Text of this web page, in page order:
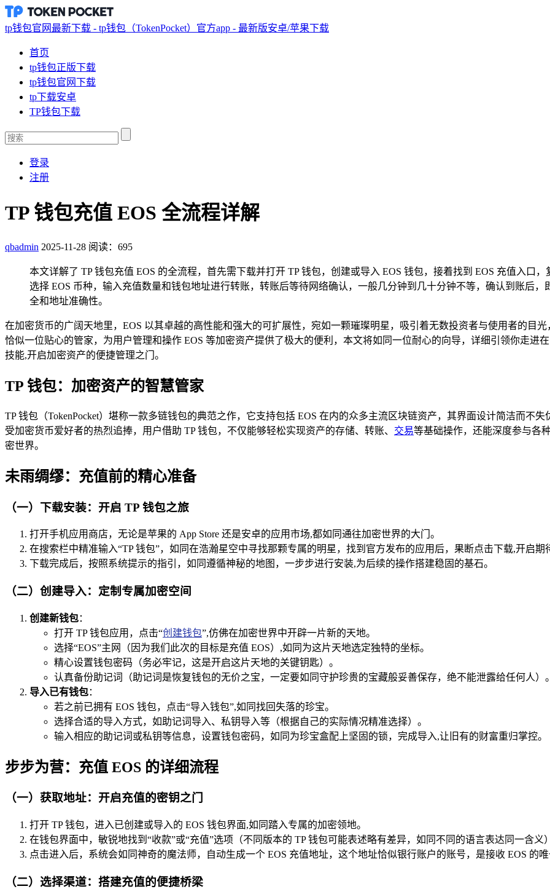
tp钱包官网最新下载 - tp钱包（TokenPocket）官方app - 最新版安卓/苹果下载
首页
tp钱包正版下载
tp钱包官网下载
tp下载安卓
TP钱包下载
登录
注册
TP 钱包充值 EOS 全流程详解
qbadmin 2025-11-28 阅读：695
本文详解了 TP 钱包充值 EOS 的全流程，首先需下载并打开 TP 钱包，创建或导入 EOS 钱包，接着找到 EOS 充值入口
选择 EOS 币种，输入充值数量和钱包地址进行转账，转账后等待网络确认，一般几分钟到几十分钟不等，确认到账后，
全和地址准确性。
在加密货币的广阔天地里，EOS 以其卓越的高性能和强大的可扩展性，宛如一颗璀璨明星，吸引着无数投资者与使用者的目
恰似一位贴心的管家，为用户管理和操作 EOS 等加密资产提供了极大的便利，本文将如同一位耐心的向导，详细引领你走进
技能,开启加密资产的便捷管理之门。
TP 钱包：加密资产的智慧管家
TP 钱包（TokenPocket）堪称一款多链钱包的典范之作，它支持包括 EOS 在内的众多主流区块链资产，其界面设计简洁而不
受加密货币爱好者的热烈追捧，用户借助 TP 钱包，不仅能够轻松实现资产的存储、转账、 交易等基础操作，还能深度参与各
密世界。
未雨绸缪：充值前的精心准备
（一）下载安装：开启 TP 钱包之旅
打开手机应用商店，无论是苹果的 App Store 还是安卓的应用市场,都如同通往加密世界的大门。
在搜索栏中精准输入“TP 钱包”，如同在浩瀚星空中寻找那颗专属的明星，找到官方发布的应用后，果断点击下载,开启期
下载完成后，按照系统提示的指引，如同遵循神秘的地图，一步步进行安装,为后续的操作搭建稳固的基石。
（二）创建导入：定制专属加密空间
创建新钱包：
打开 TP 钱包应用，点击“创建钱包”,仿佛在加密世界中开辟一片新的天地。
选择“EOS”主网（因为我们此次的目标是充值 EOS）,如同为这片天地选定独特的坐标。
精心设置钱包密码（务必牢记，这是开启这片天地的关键钥匙）。
认真备份助记词（助记词是恢复钱包的无价之宝，一定要如同守护珍贵的宝藏般妥善保存，绝不能泄露给任何人）
导入已有钱包：
若之前已拥有 EOS 钱包，点击“导入钱包”,如同找回失落的珍宝。
选择合适的导入方式，如助记词导入、私钥导入等（根据自己的实际情况精准选择）。
输入相应的助记词或私钥等信息，设置钱包密码，如同为珍宝盒配上坚固的锁，完成导入,让旧有的财富重归掌控。
步步为营：充值 EOS 的详细流程
（一）获取地址：开启充值的密钥之门
打开 TP 钱包，进入已创建或导入的 EOS 钱包界面,如同踏入专属的加密领地。
在钱包界面中，敏锐地找到“收款”或“充值”选项（不同版本的 TP 钱包可能表述略有差异，如同不同的语言表达同一含义
点击进入后，系统会如同神奇的魔法师，自动生成一个 EOS 充值地址，这个地址恰似银行账户的账号，是接收 EOS 的
（二）选择渠道：搭建充值的便捷桥梁